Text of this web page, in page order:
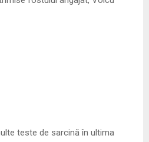
teste de sarcină în ultima